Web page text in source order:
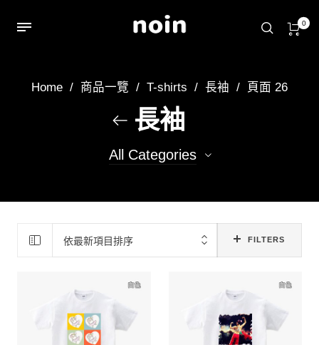
0
Home / 商品一覽 / T-shirts / 長袖 / 頁面 26
長袖
All Categories
長袖T 254
3
連帽外套
依最新項目排序 FILTERS